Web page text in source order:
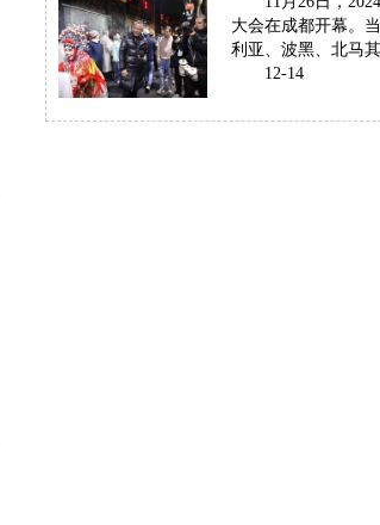
大会在成都开幕。
利亚、波黑、北马
12-14